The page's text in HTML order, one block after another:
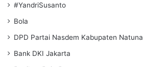
#YandriSusanto
Bola
DPD Partai Nasdem Kabupaten Natuna
Bank DKI Jakarta